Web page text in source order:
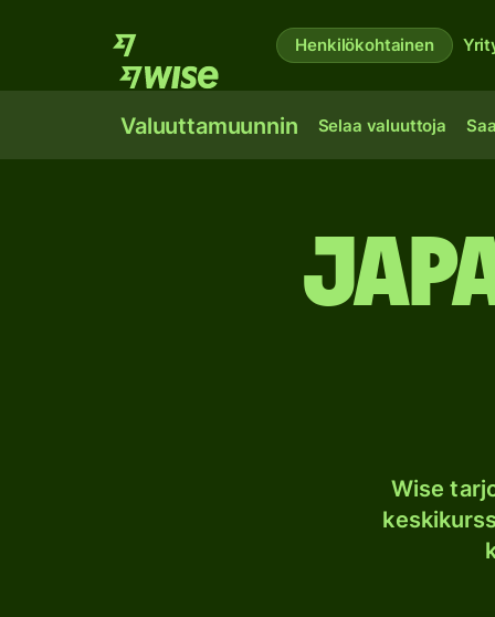
Henkilökohtainen
Valuuttamuunnin Selaa valuuttoja
Wise